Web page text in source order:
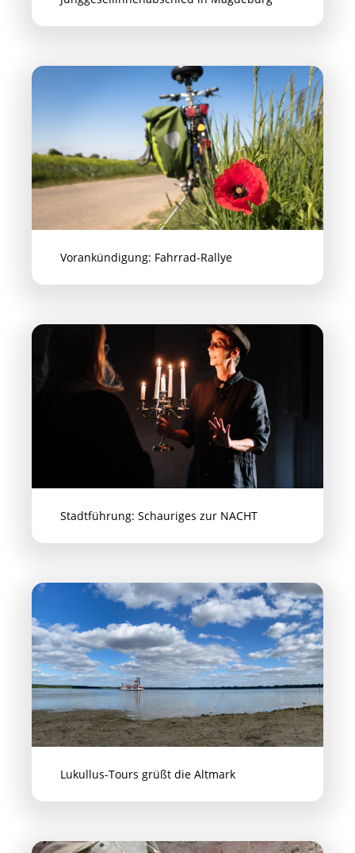
Vorankündigung: Fahrrad-Rallye
Stadtführung: Schauriges zur NACHT
Lukullus-Tours grüßt die Altmark